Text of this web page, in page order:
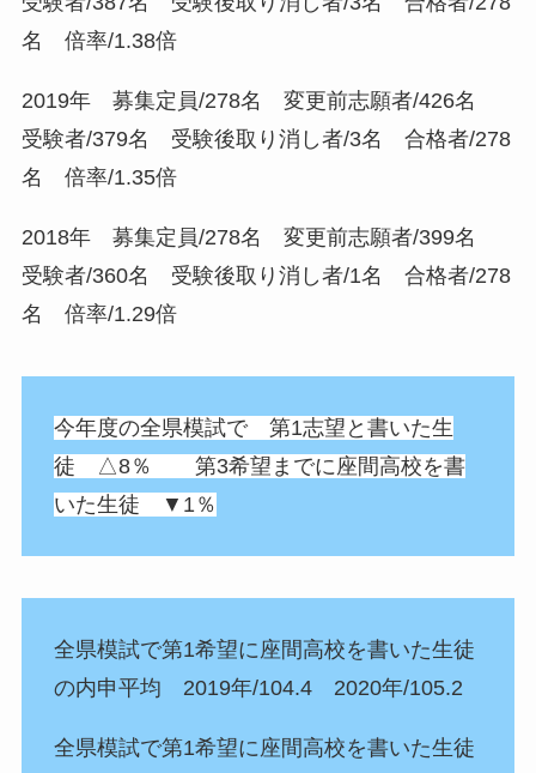
名 倍率/1.38倍
2019年 募集定員/278名 変更前志願者/426名
受験者/379名 受験後取り消し者/3名 合格者/278
名 倍率/1.35倍
2018年 募集定員/278名 変更前志願者/399名
受験者/360名 受験後取り消し者/1名 合格者/278
名 倍率/1.29倍
今年度の全県模試で 第1志望と書いた生
徒 △8％ 第3希望までに座間高校を書
いた生徒 ▼1％
全県模試で第1希望に座間高校を書いた生徒
の内申平均 2019年/104.4 2020年/105.2
全県模試で第1希望に座間高校を書いた生徒